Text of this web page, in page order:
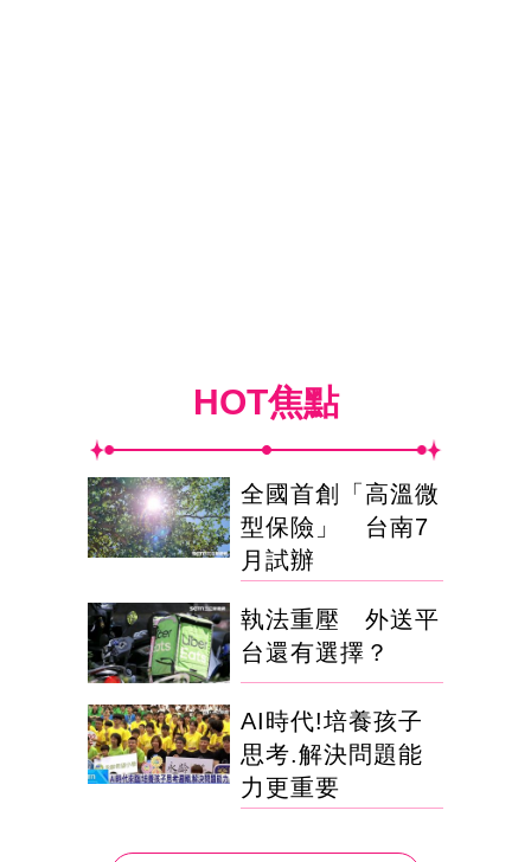
HOT焦點
全國首創「高溫微
型保險」 台南7
月試辦
執法重壓 外送平
台還有選擇？
AI時代!培養孩子
思考.解決問題能
力更重要